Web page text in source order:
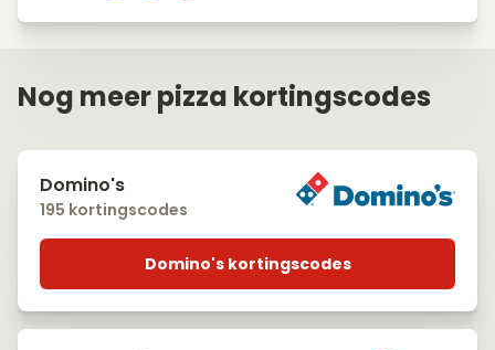
Nog meer pizza kortingscodes
Domino's
195 kortingscodes
Domino's kortingscodes